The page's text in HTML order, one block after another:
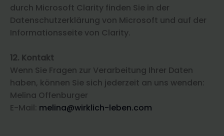
durch Microsoft Clarity finden Sie in der
Datenschutzerklärung von Microsoft und auf der
Informationsseite von Clarity.
12. Kontakt
Wenn Sie Fragen zur Verarbeitung Ihrer Daten
haben, können Sie sich jederzeit an uns wenden:
Melina Offenburger
E-Mail: melina@wirklich-leben.com